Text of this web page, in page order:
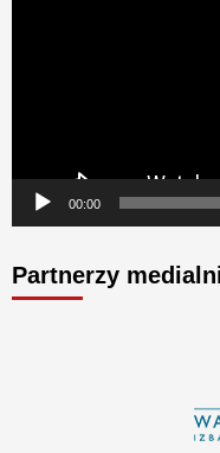
00:00
Partnerzy